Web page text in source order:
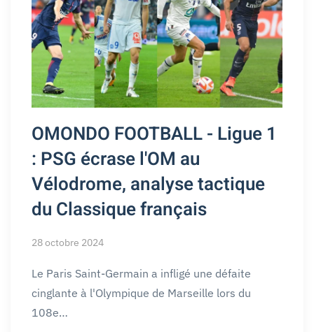
OMONDO FOOTBALL - Ligue 1
: PSG écrase l'OM au
Vélodrome, analyse tactique
du Classique français
28 octobre 2024
Le Paris Saint-Germain a infligé une défaite
cinglante à l'Olympique de Marseille lors du
108e…